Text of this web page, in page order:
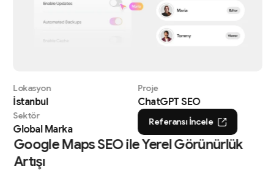
Lokasyon
İstanbul
Proje
ChatGPT SEO
Sektör
Global Marka
Referansı İncele
Google Maps SEO ile Yerel Görünürlük
Artışı